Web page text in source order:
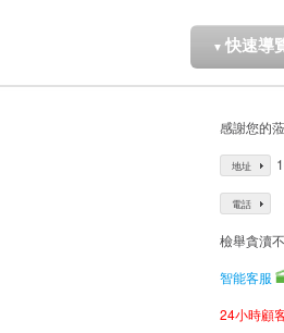
▼ 快速導
感謝您的
地址
電話
檢舉貪瀆
智能客服
24小時顧